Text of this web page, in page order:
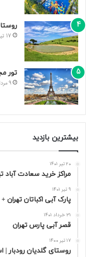
17 تیر 1400
تور
9 مرداد 1400
بیشترین بازدید
20 تیر 1401
مراکز خرید سعادت‌ آباد
9 تیر 1401
پارک آبی اکباتان تهران
31 خرداد 1401
قصر آبی پارس تهران
17 تیر 1400
روستای گلدیان رودبار |